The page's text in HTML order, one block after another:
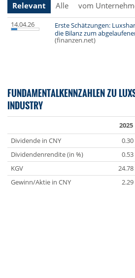
Relevant
Alle vom
14.04.26
Erste Schätzungen:
die Bilanz zum
(finanzen.net)
FUNDAMENTALKENNZAHLEN ZU
INDUSTRY
2025
Dividende in CNY
0.30
Dividendenrendite (in %)
0.53
KGV
24.78
Gewinn/Aktie in CNY
2.29